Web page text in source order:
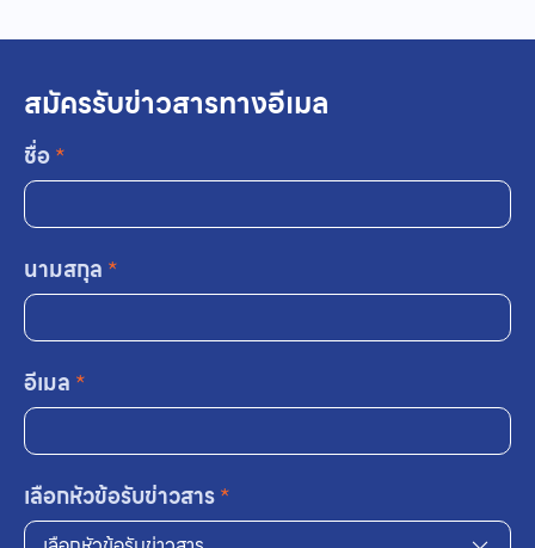
สมัครรับข่าวสารทางอีเมล
ชื่อ*
นามสกุล *
อีเมล *
เลือกหัวข้อรับข่าวสาร*